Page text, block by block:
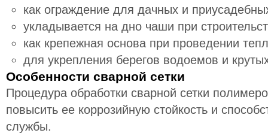
как ограждение для дачных и
укладывается на дно чаши при
как крепежная основа при проведении
для укрепления берегов водоемов и
Особенности сварной сетки
Процедура обработки сварной сетки
повысить ее коррозийную стойкость и
службы.